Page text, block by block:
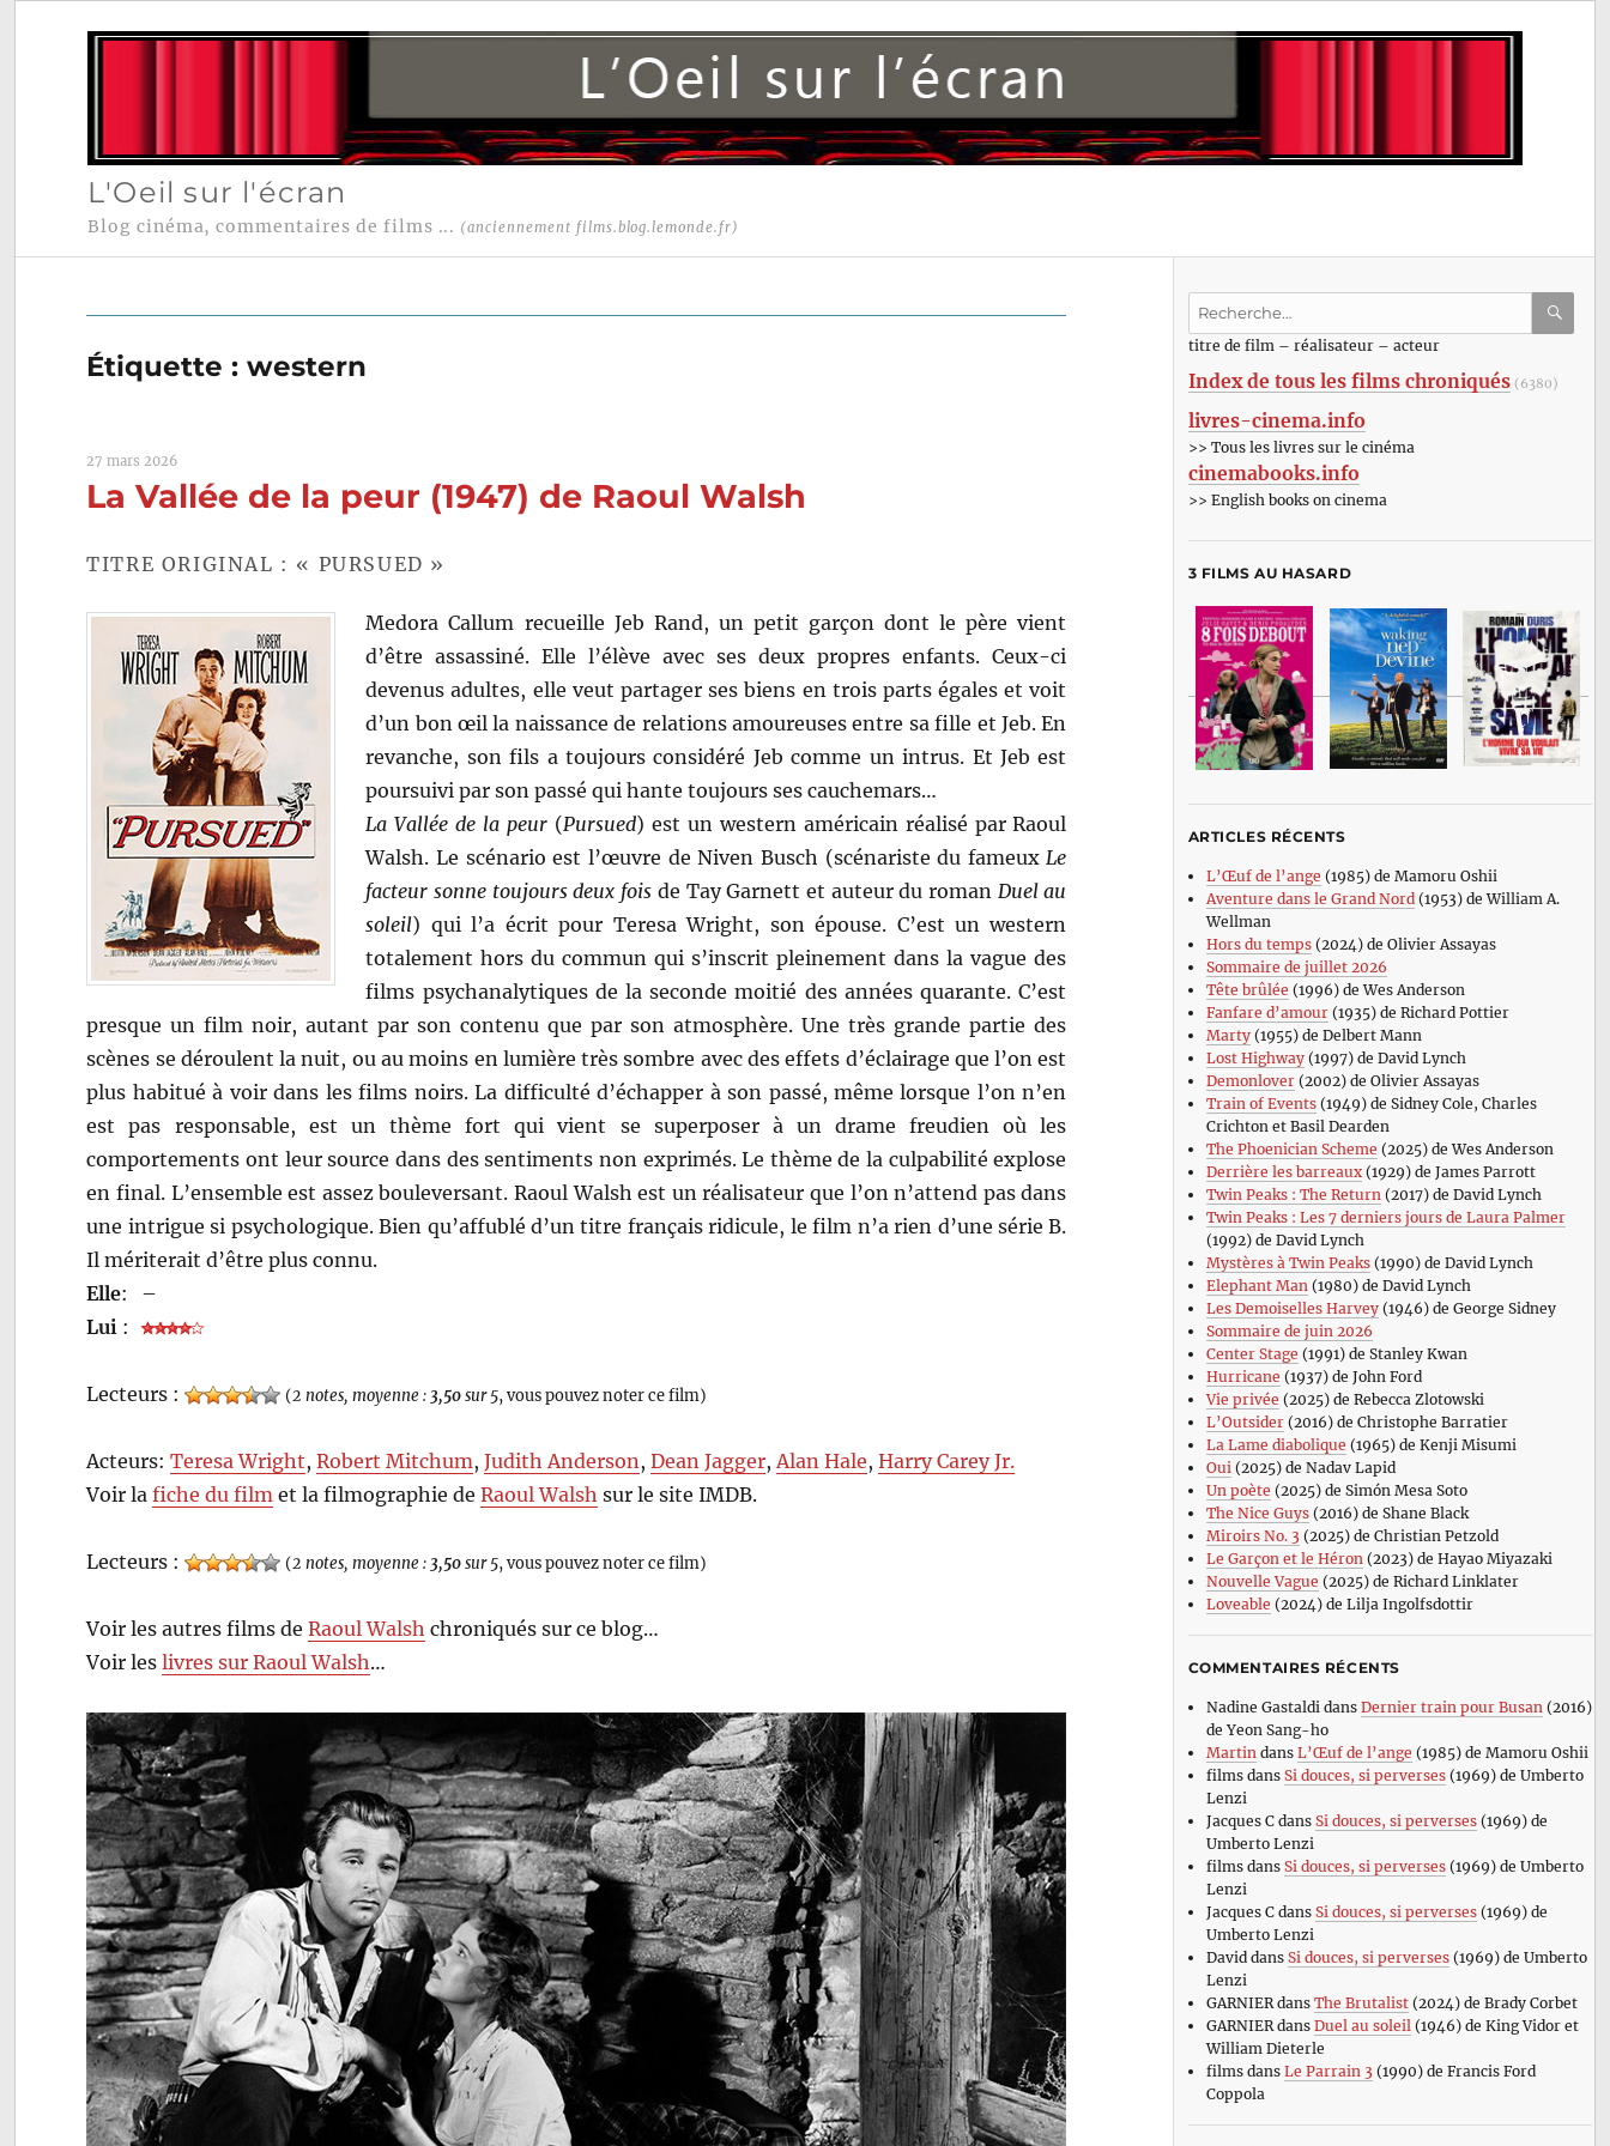
L'Oeil sur l'écran
Blog cinéma, commentaires de films ... (anciennement films.blog.lemonde.fr)
Étiquette :western
27 mars 2026
La Vallée de la peur (1947) de Raoul Walsh
TITRE ORIGINAL : « PURSUED »
Medora Callum recueille Jeb Rand, un petit garçon dont le père vient
d’être assassiné. Elle l’élève avec ses deux propres enfants. Ceux-ci
devenus adultes, elle veut partager ses biens en trois parts égales et voit
d’un bon œil la naissance de relations amoureuses entre sa fille et Jeb. En
revanche, son fils a toujours considéré Jeb comme un intrus. Et Jeb est
poursuivi par son passé qui hante toujours ses cauchemars…
La Vallée de la peur (Pursued) est un western américain réalisé par Raoul
Walsh. Le scénario est l’œuvre de Niven Busch (scénariste du fameux Le
facteur sonne toujours deux fois de Tay Garnett et auteur du roman Duel au
soleil) qui l’a écrit pour Teresa Wright, son épouse. C’est un western
totalement hors du commun qui s’inscrit pleinement dans la vague des
films psychanalytiques de la seconde moitié des années quarante. C’est
presque un film noir, autant par son contenu que par son atmosphère. Une très grande partie des
scènes se déroulent la nuit, ou au moins en lumière très sombre avec des effets d’éclairage que l’on est
plus habitué à voir dans les films noirs. La difficulté d’échapper à son passé, même lorsque l’on n’en
est pas responsable, est un thème fort qui vient se superposer à un drame freudien où les
comportements ont leur source dans des sentiments non exprimés. Le thème de la culpabilité explose
en final. L’ensemble est assez bouleversant. Raoul Walsh est un réalisateur que l’on n’attend pas dans
une intrigue si psychologique. Bien qu’affublé d’un titre français ridicule, le film n’a rien d’une série B.
Il mériterait d’être plus connu.
Elle:
–
Lui :
Lecteurs : (2 notes, moyenne : 3,50sur 5, vous pouvez noter ce film)
Acteurs:Teresa Wright,Robert Mitchum,Judith Anderson ,Dean Jagger, Alan Hale,Harry Carey Jr.
Voir lafiche du film et la filmographie deRaoul Walsh sur le site IMDB.
Lecteurs : (2 notes, moyenne : 3,50sur 5, vous pouvez noter ce film)
Voir les autres films deRaoul Walsh chroniqués sur ce blog…
Voir leslivres sur Raoul Walsh…
Recherche
:titre de film – réalisateur – acteur
Index de tous les films chroniqués (6380)
livres-cinema.info
>> Tous les livres sur le cinéma
cinemabooks.info
>> English books on cinema
3 FILMS AU HASARD
ARTICLES RÉCENTS
L’Œuf de l’ange (1985) de Mamoru Oshii
Aventure dans le Grand Nord(1953) de William A.
Wellman
Hors du temps(2024) de Olivier Assayas
Sommaire de juillet 2026
Tête brûlée (1996) de Wes Anderson
Fanfare d’amour(1935) de Richard Pottier
Marty(1955) de Delbert Mann
Lost Highway(1997) de David Lynch
Demonlover(2002) de Olivier Assayas
Train of Events(1949) de Sidney Cole, Charles
Crichton et Basil Dearden
The Phoenician Scheme (2025) de Wes Anderson
Derrière les barreaux(1929) de James Parrott
Twin Peaks : The Return(2017) de David Lynch
Twin Peaks : Les 7 derniers jours de Laura Palmer
(1992) de David Lynch
Mystères à Twin Peaks(1990) de David Lynch
Elephant Man(1980) de David Lynch
Les Demoiselles Harvey(1946) de George Sidney
Sommaire de juin 2026
Center Stage (1991) de Stanley Kwan
Hurricane (1937) de John Ford
Vie privée (2025) de Rebecca Zlotowski
L’Outsider(2016) de Christophe Barratier
La Lame diabolique (1965) de Kenji Misumi
Oui(2025) de Nadav Lapid
Un poète (2025) de Simón Mesa Soto
The Nice Guys(2016) de Shane Black
Miroirs No. 3 (2025) de Christian Petzold
Le Garçon et le Héron(2023) de Hayao Miyazaki
Nouvelle Vague (2025) de Richard Linklater
Loveable (2024) de Lilja Ingolfsdottir
COMMENTAIRES RÉCENTS
Nadine Gastaldi dans Dernier train pour Busan (2016)
de Yeon Sang-ho
Martin dans L’Œuf de l’ange (1985) de Mamoru Oshii
filmsdans Si douces, si perverses(1969) de Umberto
Lenzi
Jacques Cdans Si douces, si perverses(1969) de
Umberto Lenzi
filmsdans Si douces, si perverses(1969) de Umberto
Lenzi
Jacques Cdans Si douces, si perverses(1969) de
Umberto Lenzi
David dans Si douces, si perverses(1969) de Umberto
Lenzi
GARNIERdans The Brutalist(2024) de Brady Corbet
GARNIERdans Duel au soleil (1946) de King Vidor et
William Dieterle
filmsdans Le Parrain 3 (1990) de Francis Ford
Coppola